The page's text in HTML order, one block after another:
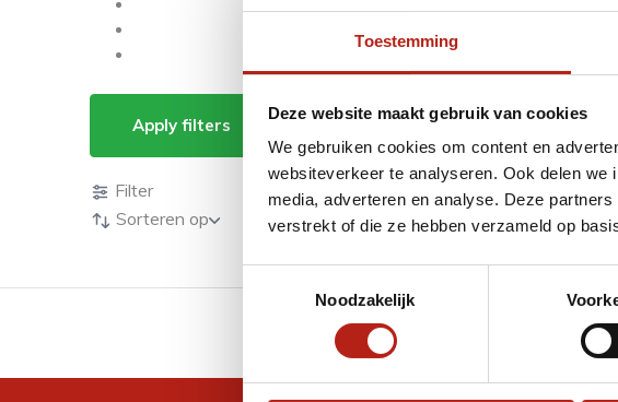
Toestemming
Deze website maakt gebruik van cookies
We gebruiken cookies om content en
websiteverkeer te analyseren. Ook delen
media, adverteren en analyse. Deze
verstrekt of die ze hebben verzameld op
Noodzakelijk
Apply filters Producten getagd met
Producten
Filter
Sorteren op
GRATIS verzending v.a €75